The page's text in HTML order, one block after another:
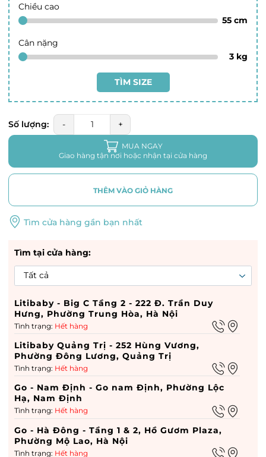
Chiều cao
55 cm
Cân nặng
3 kg
TÌM SIZE
Số lượng: - +
MUA NGAY
Giao hàng tận nơi hoặc nhận tại cửa hàng
THÊM VÀO GIỎ HÀNG
Tìm cửa hàng gần bạn nhất
Tìm tại cửa hàng:
Litibaby - Big C Tầng 2 - 222 Đ. Trần Duy
Hưng, Phường Trung Hòa, Hà Nội
Tình trạng: Hết hàng
Litibaby Quảng Trị - 252 Hùng Vương,
Phường Đông Lương, Quảng Trị
Tình trạng: Hết hàng
Go - Nam Định - Go nam Định, Phường Lộc
Hạ, Nam Định
Tình trạng: Hết hàng
Go - Hà Đông - Tầng 1 & 2, Hồ Gươm Plaza,
Phường Mộ Lao, Hà Nội
Tình trạng: Hết hàng